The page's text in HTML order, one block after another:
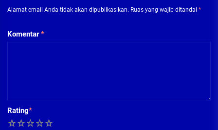
Alamat email Anda tidak akan dipublikasikan. Ruas yang wajib ditandai *
Komentar*
Rating*
5
4
3
2